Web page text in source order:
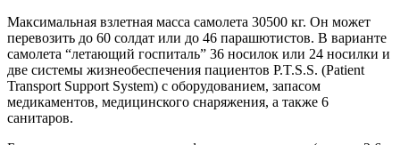
Максимальная взлетная масса самолета 30500 кг. Он может
перевозить до 60 солдат или до 46 парашютистов. В варианте
самолета “летающий госпиталь” 36 носилок или 24 носилки и
две системы жизнеобеспечения пациентов P.T.S.S. (Patient
Transport Support System) с оборудованием, запасом
медикаментов, медицинского снаряжения, а также 6
санитаров.